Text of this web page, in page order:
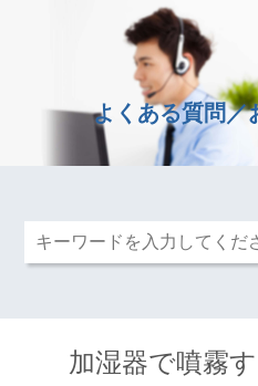
よくある質問／
加湿器で噴霧